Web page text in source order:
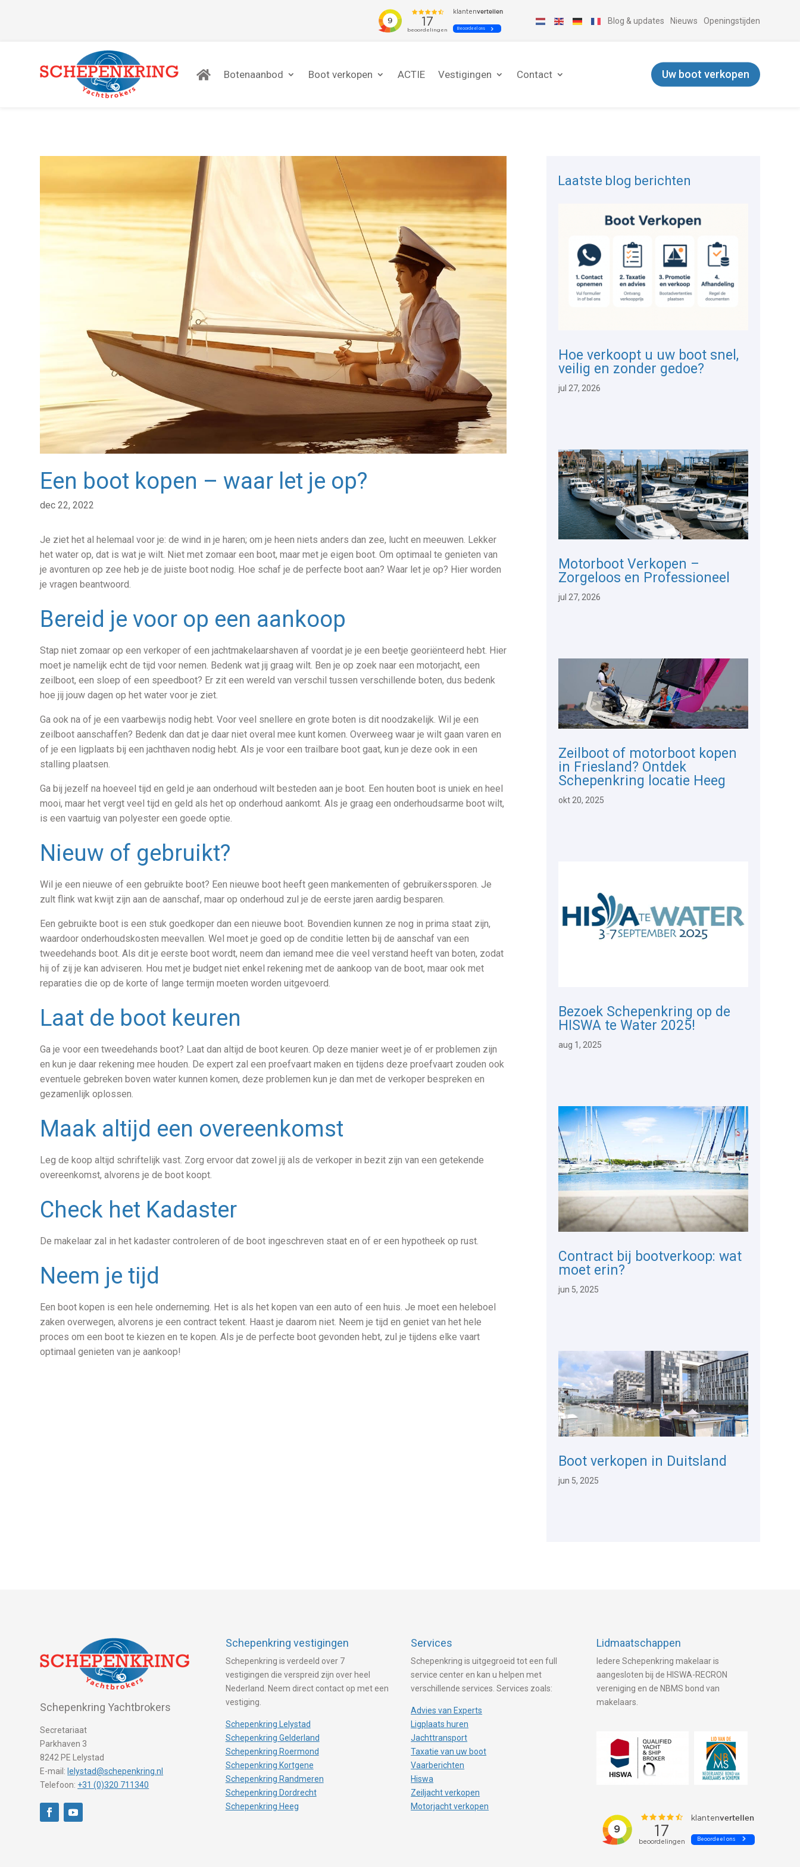
Blog & updates Nieuws Openingstijden
Botenaanbod Boot verkopen ACTIE Vestigingen Contact Uw boot verkopen
Een boot kopen – waar let je op?
dec 22, 2022
Je ziet het al helemaal voor je: de wind in je haren; om je heen niets anders dan zee, lucht en meeuwen. Lekker
het water op, dat is wat je wilt. Niet met zomaar een boot, maar met je eigen boot. Om optimaal te genieten van
je avonturen op zee heb je de juiste boot nodig. Hoe schaf je de perfecte boot aan? Waar let je op? Hier worden
je vragen beantwoord.
Bereid je voor op een aankoop
Stap niet zomaar op een verkoper of een jachtmakelaarshaven af voordat je je een beetje georiënteerd hebt. Hier
moet je namelijk echt de tijd voor nemen. Bedenk wat jij graag wilt. Ben je op zoek naar een motorjacht, een
zeilboot, een sloep of een speedboot? Er zit een wereld van verschil tussen verschillende boten, dus bedenk
hoe jij jouw dagen op het water voor je ziet.
Ga ook na of je een vaarbewijs nodig hebt. Voor veel snellere en grote boten is dit noodzakelijk. Wil je een
zeilboot aanschaffen? Bedenk dan dat je daar niet overal mee kunt komen. Overweeg waar je wilt gaan varen en
of je een ligplaats bij een jachthaven nodig hebt. Als je voor een trailbare boot gaat, kun je deze ook in een
stalling plaatsen.
Ga bij jezelf na hoeveel tijd en geld je aan onderhoud wilt besteden aan je boot. Een houten boot is uniek en heel
mooi, maar het vergt veel tijd en geld als het op onderhoud aankomt. Als je graag een onderhoudsarme boot wilt,
is een vaartuig van polyester een goede optie.
Nieuw of gebruikt?
Wil je een nieuwe of een gebruikte boot? Een nieuwe boot heeft geen mankementen of gebruikerssporen. Je
zult flink wat kwijt zijn aan de aanschaf, maar op onderhoud zul je de eerste jaren aardig besparen.
Een gebruikte boot is een stuk goedkoper dan een nieuwe boot. Bovendien kunnen ze nog in prima staat zijn,
waardoor onderhoudskosten meevallen. Wel moet je goed op de conditie letten bij de aanschaf van een
tweedehands boot. Als dit je eerste boot wordt, neem dan iemand mee die veel verstand heeft van boten, zodat
hij of zij je kan adviseren. Hou met je budget niet enkel rekening met de aankoop van de boot, maar ook met
reparaties die op de korte of lange termijn moeten worden uitgevoerd.
Laat de boot keuren
Ga je voor een tweedehands boot? Laat dan altijd de boot keuren. Op deze manier weet je of er problemen zijn
en kun je daar rekening mee houden. De expert zal een proefvaart maken en tijdens deze proefvaart zouden ook
eventuele gebreken boven water kunnen komen, deze problemen kun je dan met de verkoper bespreken en
gezamenlijk oplossen.
Maak altijd een overeenkomst
Leg de koop altijd schriftelijk vast. Zorg ervoor dat zowel jij als de verkoper in bezit zijn van een getekende
overeenkomst, alvorens je de boot koopt.
Check het Kadaster
De makelaar zal in het kadaster controleren of de boot ingeschreven staat en of er een hypotheek op rust.
Neem je tijd
Een boot kopen is een hele onderneming. Het is als het kopen van een auto of een huis. Je moet een heleboel
zaken overwegen, alvorens je een contract tekent. Haast je daarom niet. Neem je tijd en geniet van het hele
proces om een boot te kiezen en te kopen. Als je de perfecte boot gevonden hebt, zul je tijdens elke vaart
optimaal genieten van je aankoop!
Laatste blog berichten
Hoe verkoopt u uw boot snel,
veilig en zonder gedoe?
jul 27, 2026
Motorboot Verkopen –
Zorgeloos en Professioneel
jul 27, 2026
Zeilboot of motorboot kopen
in Friesland? Ontdek
Schepenkring locatie Heeg
okt 20, 2025
Bezoek Schepenkring op de
HISWA te Water 2025!
aug 1, 2025
Contract bij bootverkoop: wat
moet erin?
jun 5, 2025
Boot verkopen in Duitsland
jun 5, 2025
Schepenkring Yachtbrokers
Secretariaat
Parkhaven 3
8242 PE Lelystad
E-mail: lelystad@schepenkring.nl
Telefoon: +31 (0)320 711340
Schepenkring vestigingen
Schepenkring is verdeeld over 7
vestigingen die verspreid zijn over heel
Nederland. Neem direct contact op met een
vestiging.
Schepenkring Lelystad
Schepenkring Gelderland
Schepenkring Roermond
Schepenkring Kortgene
Schepenkring Randmeren
Schepenkring Dordrecht
Schepenkring Heeg
Services
Schepenkring is uitgegroeid tot een full
service center en kan u helpen met
verschillende services. Services zoals:
Advies van Experts
Ligplaats huren
Jachttransport
Taxatie van uw boot
Vaarberichten
Hiswa
Zeiljacht verkopen
Motorjacht verkopen
Lidmaatschappen
Iedere Schepenkring makelaar is
aangesloten bij de HISWA-RECRON
vereniging en de NBMS bond van
makelaars.